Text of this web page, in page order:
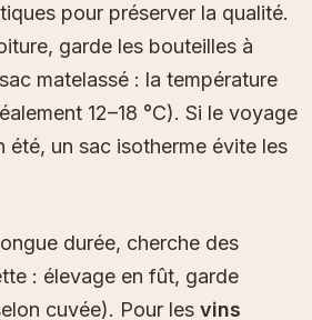
pour préserver la qualité.
garde les bouteilles à
matelassé : la température
12–18 °C). Si le voyage
été, un sac isotherme évite les
durée, cherche des
: élevage en fût, garde
cuvée). Pour les vins